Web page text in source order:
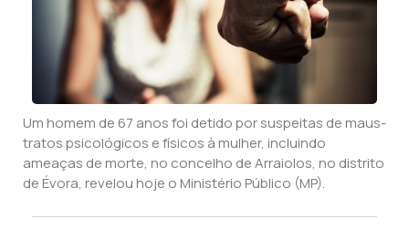
Um homem de 67 anos foi detido por suspeitas de maus-
tratos psicológicos e físicos à mulher, incluindo
ameaças de morte, no concelho de Arraiolos, no distrito
de Évora, revelou hoje o Ministério Público (MP).